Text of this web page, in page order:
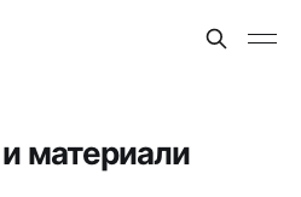
материали